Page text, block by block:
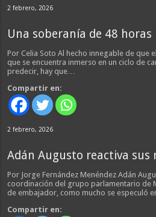
2 febrero, 2026
Una soberanía de 48 horas
Por Celia Soto Al hecho innegable de que
que se encuentra inmerso en un ciclo de
predecir, hay que…
Compartir en:
2 febrero, 2026
Adán Augusto reactiva sus
Por Jorge Fernández Menéndez Adán
coordinación del grupo parlamentario de
de embajador, como mucho se especuló
Compartir en: